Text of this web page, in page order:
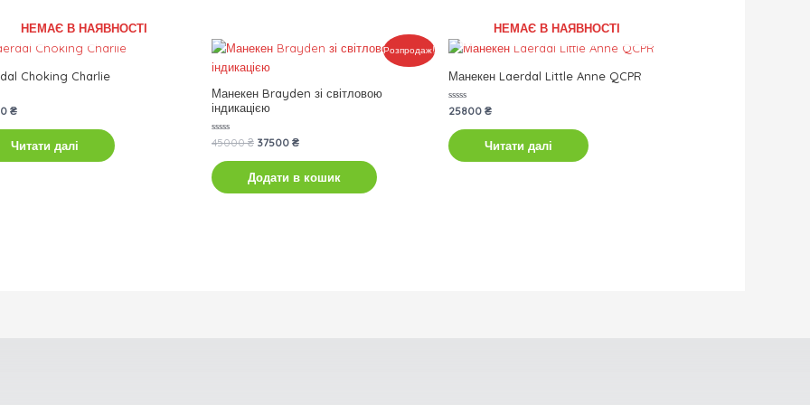
НЕМАЄ В НАЯВНОСТІ
Choking Charlie
₴
Читати далі
Розпродаж!
Манекен Brayden зі світловою
індикацією
Оцінено
з
5
45000₴
Оригінальна
45000 ₴.
37500 ₴
Поточна
ціна:
Додати в кошик
НЕМАЄ В НАЯВНОСТІ
Манекен Laerdal Little Anne QCPR
Оцінено
з
5
25800 ₴
Читати далі